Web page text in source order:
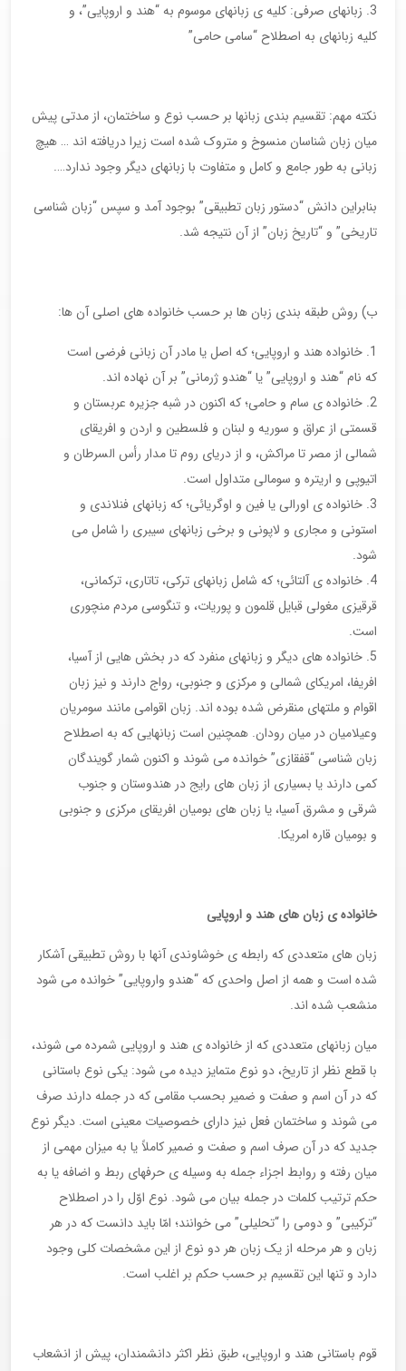
زبانهای صرفی: کلیه ی زبانهای موسوم به “هند و اروپایی”، و
کلیه زبانهای به اصطلاح “سامی حامی”
نکته مهم: تقسیم بندی زبانها بر حسب نوع و ساختمان، از مدتی پیش
میان زبان شناسان منسوخ و متروک شده است زیرا دریافته اند … هیچ
زبانی به طور جامع و کامل و متفاوت با زبانهای دیگر وجود ندارد….
بنابراین دانش “دستور زبان تطبیقی” بوجود آمد و سپس “زبان شناسی
تاریخی” و “تاریخ زبان” از آن نتیجه شد.
ب) روش طبقه بندی زبان ها بر حسب خانواده های اصلی آن ها:
خانواده هند و اروپایی؛ که اصل یا مادر آن زبانی فرضی است
که نام “هند و اروپایی” یا “هندو ژرمانی” بر آن نهاده اند.
خانواده ی سام و حامی؛ که اکنون در شبه جزیره عربستان و
قسمتی از عراق و سوریه و لبنان و فلسطین و اردن و افریقای
شمالی از مصر تا مراکش، و از دریای روم تا مدار رأس السرطان و
اتیوپی و اریتره و سومالی متداول است.
خانواده ی اورالی یا فین و اوگریائی؛ که زبانهای فنلاندی و
استونی و مجاری و لاپونی و برخی زبانهای سیبری را شامل می
شود.
خانواده ی آلتائی؛ که شامل زبانهای ترکی، تاتاری، ترکمانی،
قرقیزی مغولی قبایل قلمون و پوریات، و تنگوسی مردم منچوری
است.
خانواده های دیگر و زبانهای منفرد که در بخش هایی از آسیا،
افریفا، امریکای شمالی و مرکزی و جنوبی، رواج دارند و نیز زبان
اقوام و ملتهای منقرض شده بوده اند. زبان اقوامی مانند سومریان
وعیلامیان در میان رودان. همچنین است زبانهایی که به اصطلاح
زبان شناسی “قفقازی” خوانده می شوند و اکنون شمار گویندگان
کمی دارند یا بسیاری از زبان های رایج در هندوستان و جنوب
شرقی و مشرق آسیا، یا زبان های بومیان افریقای مرکزی و جنوبی
و بومیان قاره امریکا.
خانواده ی زبان های هند و اروپایی
زبان های متعددی که رابطه ی خوشاوندی آنها با روش تطبیقی آشکار
شده است و همه از اصل واحدی که “هندو واروپایی” خوانده می شود
منشعب شده اند.
میان زبانهای متعددی که از خانواده ی هند و اروپایی شمرده می شوند،
با قطع نظر از تاریخ، دو نوع متمایز دیده می شود: یکی نوع باستانی
که در آن اسم و صفت و ضمیر بحسب مقامی که در جمله دارند صرف
می شوند و ساختمان فعل نیز دارای خصوصیات معینی است. دیگر نوع
جدید که در آن صرف اسم و صفت و ضمیر کاملاً یا به میزان مهمی از
میان رفته و روابط اجزاء جمله به وسیله ی حرفهای ربط و اضافه یا به
حکم ترتیب کلمات در جمله بیان می شود. نوع اوّل را در اصطلاح
“ترکیبی” و دومی را “تحلیلی” می خوانند؛ امّا باید دانست که در هر
زبان و هر مرحله از یک زبان هر دو نوع از این مشخصات کلی وجود
دارد و تنها این تقسیم بر حسب حکم بر اغلب است.
قوم باستانی هند و اروپایی، طبق نظر اکثر دانشمندان، پیش از انشعاب